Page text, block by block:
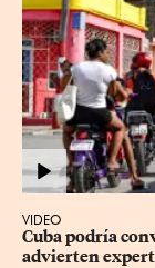
VIDEO
Cuba podría
advierten